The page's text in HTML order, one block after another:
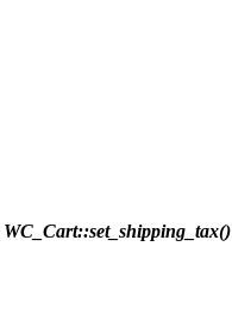
WC_Cart::set_shipping_tax()